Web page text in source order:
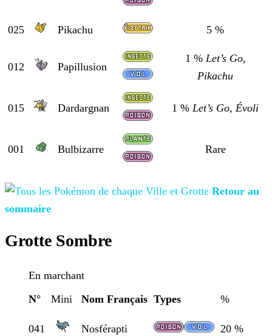
025 Pikachu 5 %
012 Papillusion
1 % Let’s Go,
Pikachu
015 Dardargnan 1 % Let’s Go, Évoli
001 Bulbizarre Rare
Retour au
sommaire
Grotte Sombre
En marchant
N°
Mini Nom Français Types %
041 Nosférapti 20 %